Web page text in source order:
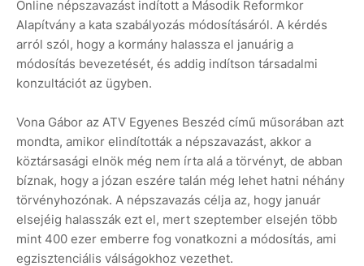
Online népszavazást indított a Második Reformkor
Alapítvány a kata szabályozás módosításáról. A kérdés
arról szól, hogy a kormány halassza el januárig a
módosítás bevezetését, és addig indítson társadalmi
konzultációt az ügyben.
Vona Gábor az ATV Egyenes Beszéd című műsorában azt
mondta, amikor elindították a népszavazást, akkor a
köztársasági elnök még nem írta alá a törvényt, de abban
bíznak, hogy a józan eszére talán még lehet hatni néhány
törvényhozónak. A népszavazás célja az, hogy január
elsejéig halasszák ezt el, mert szeptember elsején több
mint 400 ezer emberre fog vonatkozni a módosítás, ami
egzisztenciális válságokhoz vezethet.